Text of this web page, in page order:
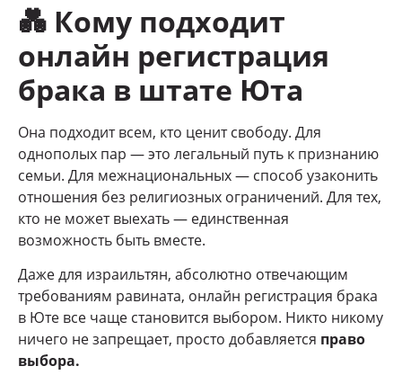
💑 Кому подходит
онлайн регистрация
брака в штате Юта
Она подходит всем, кто ценит свободу. Для
однополых пар — это легальный путь к признанию
семьи. Для межнациональных — способ узаконить
отношения без религиозных ограничений. Для тех,
кто не может выехать — единственная
возможность быть вместе.
Даже для израильтян, абсолютно отвечающим
требованиям равината, онлайн регистрация брака
в Юте все чаще становится выбором. Никто никому
ничего не запрещает, просто добавляется право
выбора.